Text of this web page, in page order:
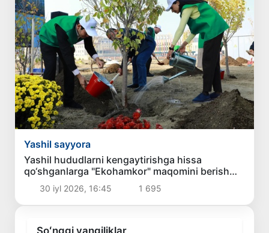
Yashil sayyora
Yashil hududlarni kengaytirishga hissa
qo‘shganlarga "Ekohamkor" maqomini berish
ko‘zda tutilmoqda
30 iyl 2026, 16:45 1 695